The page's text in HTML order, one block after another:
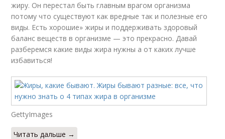
жиру. Он перестал быть главным врагом организма
потому что существуют как вредные так и полезные его
виды. Есть хорошие» жиры и поддерживать здоровый
баланс веществ в организме — это прекрасно. Давай
разберемся какие виды жира нужны а от каких лучше
избавиться!
GettyImages
Читать дальше →